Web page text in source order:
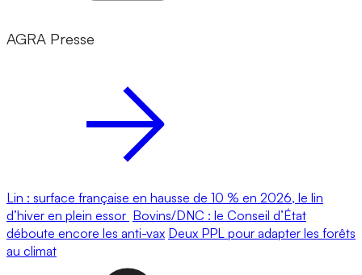
AGRA Presse
Lin : surface française en hausse de 10 % en 2026, le lin
d’hiver en plein essor Bovins/DNC : le Conseil d’État
déboute encore les anti-vax Deux PPL pour adapter les forêts
au climat